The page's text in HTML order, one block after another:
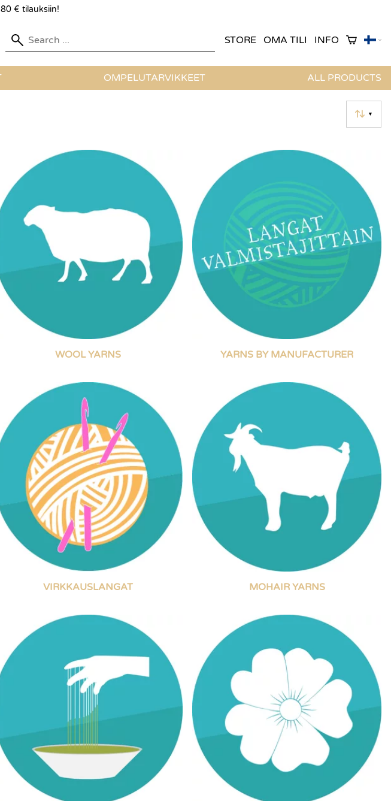
€ tilauksiin!
STORE OMA TILI INFO
OMPELUTARVIKKEET ALL PRODUCTS
▼
WOOL YARNS YARNS BY MANUFACTURER
VIRKKAUSLANGAT MOHAIR YARNS